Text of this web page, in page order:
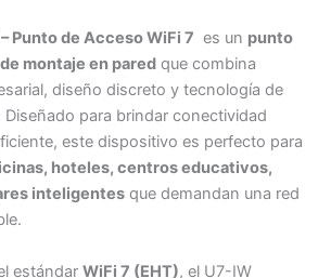
Punto de Acceso WiFi 7 es un punto
montaje en pared que combina
diseño discreto y tecnología de
Diseñado para brindar conectividad
este dispositivo es perfecto para
hoteles, centros educativos,
inteligentes que demandan una red
estándar WiFi 7 (EHT), el U7-IW